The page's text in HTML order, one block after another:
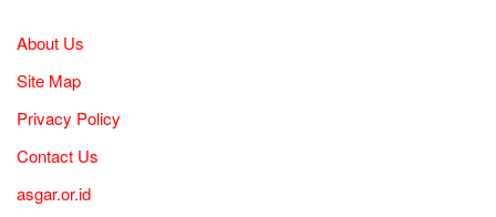
About Us
Site Map
Privacy Policy
Contact Us
asgar.or.id